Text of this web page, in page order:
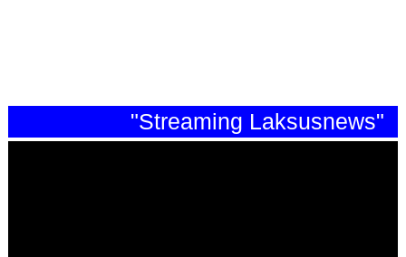
"Streaming Laksusnews"